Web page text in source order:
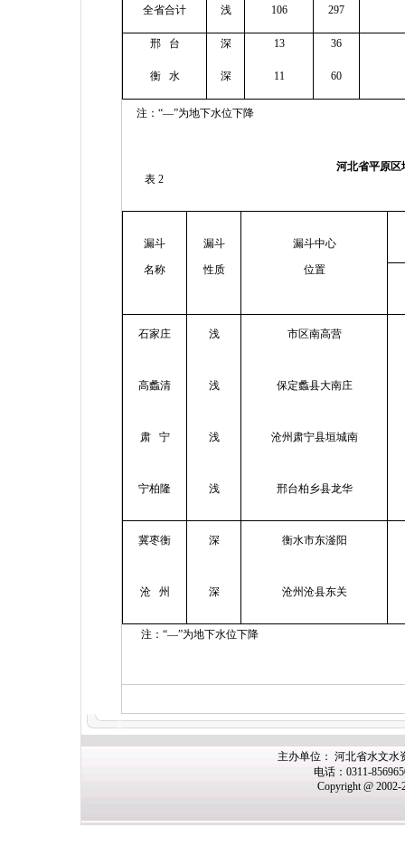
全省合计 浅 106 297
邢 台 深 13 36
衡 水 深 11 60
注：“—”为地下水位下降
表 2
河北省平原区
漏斗
名称
漏斗
性质
漏斗中心
位置
石家庄 浅 市区南高营
高蠡清 浅 保定蠡县大南庄
肃 宁 浅 沧州肃宁县垣城南
宁柏隆 浅 邢台柏乡县龙华
冀枣衡 深 衡水市东滏阳
沧 州 深 沧州沧县东关
注：“—”为地下水位下降
主办单位： 河北省水文水
电话：0311-
Copyright @ 2002-